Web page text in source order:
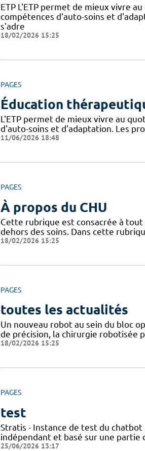
ETP L'ETP permet de mieux vivre
compétences d'auto-soins et
s'adre
18/02/2026 15:25
PAGES
Éducation
L'ETP permet de mieux vivre au
d'auto-soins et d'adaptation. Les
11/06/2026 18:48
PAGES
À propos du CHU
Cette rubrique est consacrée à
dehors des soins. Dans cette
18/02/2026 15:25
PAGES
toutes les actualités
Un nouveau robot au sein du bloc
de précision, la chirurgie robotisée
18/02/2026 15:25
PAGES
test
Stratis - Instance de test du
indépendant et basé sur une partie
25/06/2026 13:17